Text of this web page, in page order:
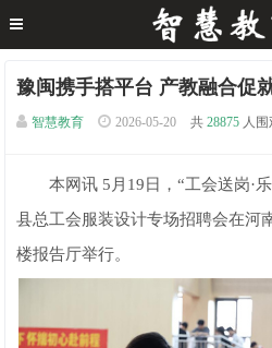
豫闽携手搭平台 产教融合促
智慧教育 2026-05-20 共 28875 人
本网讯 5月19日，“工会送岗·乐
县总工会服装设计专场招聘会在河
楼报告厅举行。